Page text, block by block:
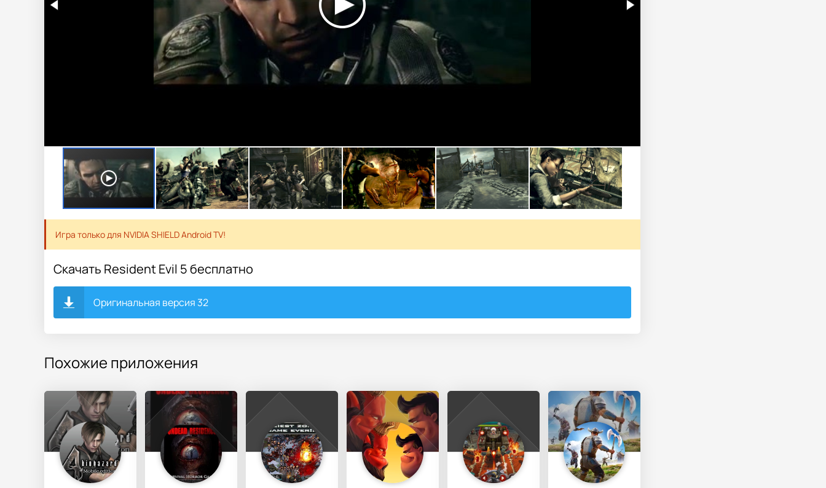
Игра только для NVIDIA SHIELD Android TV!
Скачать Resident Evil 5 бесплатно
Оригинальная версия 32
Похожие приложения